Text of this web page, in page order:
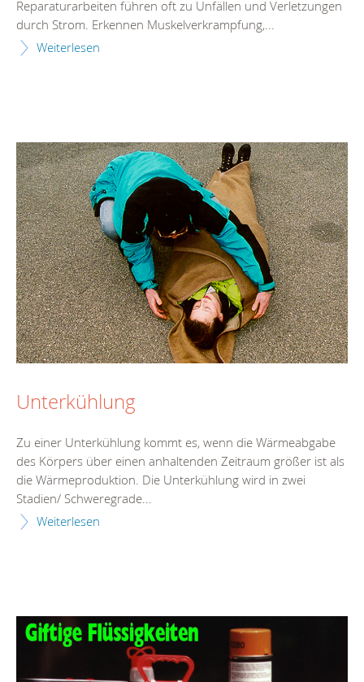
Reparaturarbeiten führen oft zu Unfällen und Verletzungen
durch Strom. Erkennen Muskelverkrampfung,...
Weiterlesen
Unterkühlung
Zu einer Unterkühlung kommt es, wenn die Wärmeabgabe
des Körpers über einen anhaltenden Zeitraum größer ist als
die Wärmeproduktion. Die Unterkühlung wird in zwei
Stadien/ Schweregrade...
Weiterlesen